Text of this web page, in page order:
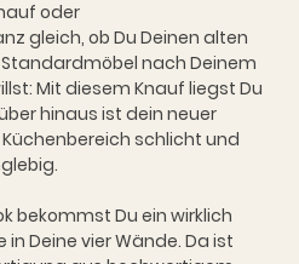
oder
gleich, ob Du Deinen alten
nach Deinem
Mit diesem Knauf liegst Du
hinaus ist dein neuer
schlicht und
bekommst Du ein wirklich
Deine vier Wände. Da ist